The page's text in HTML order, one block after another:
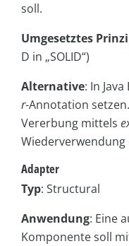
soll.
Umgesetztes
D in „SOLID“)
Alternative: In
r-Annotation
Vererbung mittels
Adapter
Typ: Structural
Anwendung: Eine
Komponente soll